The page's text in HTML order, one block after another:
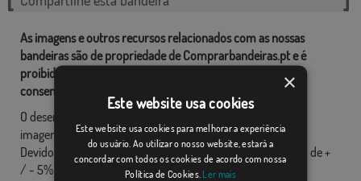
As imagens e outros recursos relacionados com as nossas
bandeiras são de propriedade de Comprarbandeiras.pt e é
proibido a sua reprodução, utilização e modificação sem o
consentimento expresso da empresa.
O desenho final pode diferir ligeiramente do mostrado na
imagem, as bandeiras são fornecidas sem mastro.
Devido ao formato de produção, pode haver uma variação de +
/ - 5% nas dimensões finais e tons de cores.
×
Este website usa cookies
Este website usa cookies para melhorar a experiência
do usuário. Ao utilizar o nosso website, estará a
concordar com todos os cookies de acordo com nossa
Política de Cookies. Ler mais